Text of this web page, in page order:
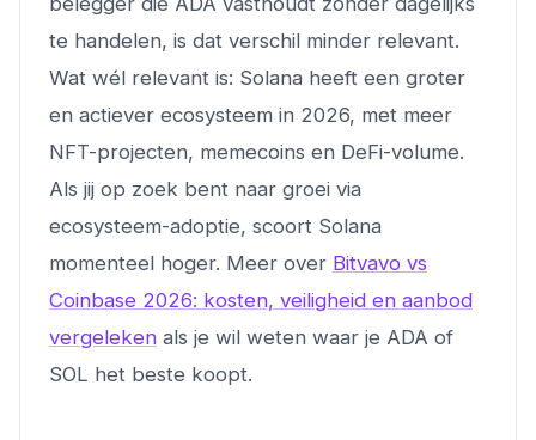
te handelen, is dat verschil minder relevant.
Wat wél relevant is: Solana heeft een groter
en actiever ecosysteem in 2026, met meer
NFT-projecten, memecoins en DeFi-volume.
Als jij op zoek bent naar groei via
ecosysteem-adoptie, scoort Solana
momenteel hoger. Meer over Bitvavo vs
Coinbase 2026: kosten, veiligheid en aanbod
vergeleken als je wil weten waar je ADA of
SOL het beste koopt.